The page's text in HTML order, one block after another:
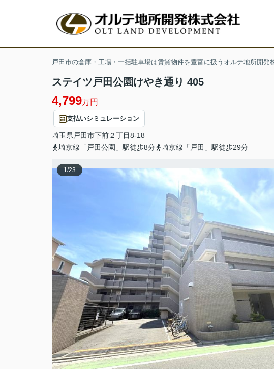
戸田市の倉庫・工場・一括駐車場は賃貸物件を豊富に扱うオルテ地所開発
ステイツ戸田公園けやき通り 405
4,799万円
支払いシミュレーション
埼玉県 戸田市下前２丁目8-18
埼京線「戸田公園」駅徒歩8分
埼京線「戸田」駅徒歩29分
1/23